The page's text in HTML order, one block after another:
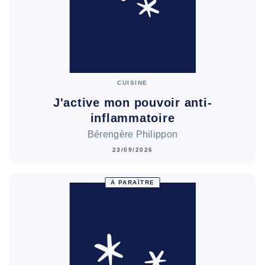
CUISINE
J'active mon pouvoir anti-
inflammatoire
Bérengère Philippon
23/09/2026
À PARAÎTRE